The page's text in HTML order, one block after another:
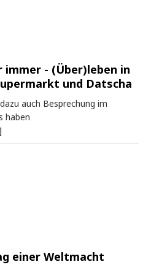
- (Über)leben in
und Datscha
auch Besprechung im
haben
einer Weltmacht